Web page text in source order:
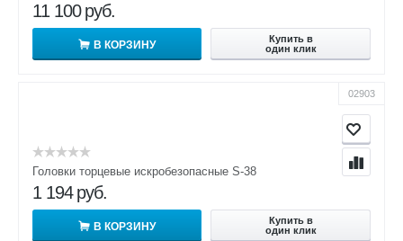
11 100 руб.
В КОРЗИНУ
Купить в
один клик
02903
Головки торцевые искробезопасные S-38
1 194 руб.
В КОРЗИНУ
Купить в
один клик